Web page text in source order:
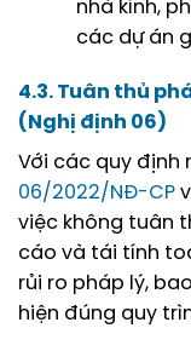
nhà kính,
các dự án
4.3. Tuân thủ
(Nghị định 06)
Với các quy định
06/2022/NĐ-CP
việc không tuân
cáo và tái tính
rủi ro pháp lý,
hiện đúng quy